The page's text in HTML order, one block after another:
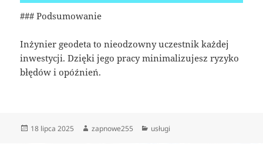
### Podsumowanie
Inżynier geodeta to nieodzowny uczestnik każdej
inwestycji. Dzięki jego pracy minimalizujesz ryzyko
błędów i opóźnień.
Data
18 lipca 2025 Autor
zapnowe255 Kategorie
usługi